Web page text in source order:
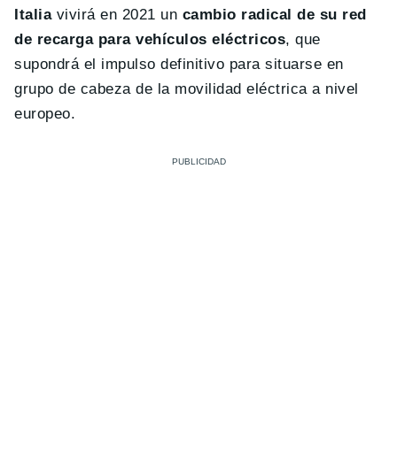
Italiavivirá en 2021 un cambio radical de su red
de recarga para vehículos eléctricos, que
supondrá el impulso definitivo para situarse en
grupo de cabeza de la movilidad eléctrica a nivel
europeo.